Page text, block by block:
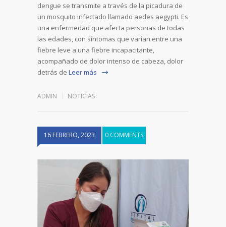
dengue se transmite a través de la picadura de
un mosquito infectado llamado aedes aegypti. Es
una enfermedad que afecta personas de todas
las edades, con síntomas que varían entre una
fiebre leve a una fiebre incapacitante,
acompañado de dolor intenso de cabeza, dolor
detrás de Leer más
ADMIN NOTICIAS
16 FEBRERO, 2023 0 COMMENTS